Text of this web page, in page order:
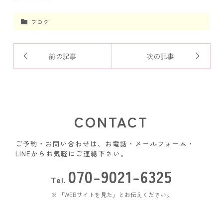
ブログ
前の記事 次の記事
CONTACT
ご予約・お問い合わせは、お電話・メールフォーム・
LINEからお気軽にご連絡下さい。
Tel. 070-9021-6325
「WEBサイトを見た」とお伝えください。